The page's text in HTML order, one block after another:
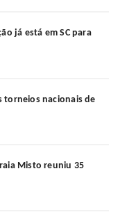
já está em SC para
torneios nacionais de
Misto reuniu 35